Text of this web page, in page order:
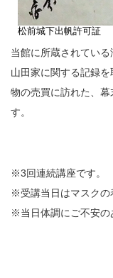
松前城下出帆許可証
当館に所蔵されてい
山田家に関する記録
物の売買に訪れた、
す。
※3回連続講座です。
※受講当日はマスクの
※当日体調にご不安の